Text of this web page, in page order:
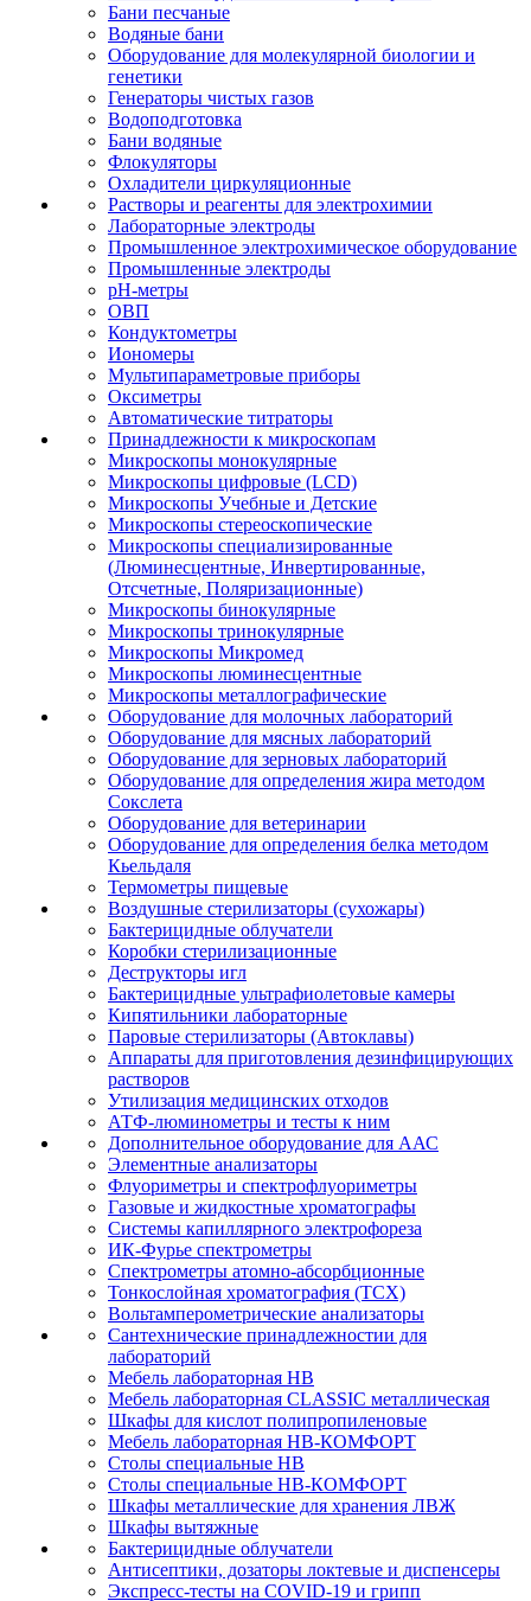
Бани песчаные
Водяные бани
Оборудование для молекулярной биологии и
генетики
Генераторы чистых газов
Водоподготовка
Бани водяные
Флокуляторы
Охладители циркуляционные
Растворы и реагенты для электрохимии
Лабораторные электроды
Промышленное электрохимическое оборудование
Промышленные электроды
pH-метры
ОВП
Кондуктометры
Иономеры
Мультипараметровые приборы
Оксиметры
Автоматические титраторы
Принадлежности к микроскопам
Микроскопы монокулярные
Микроскопы цифровые (LCD)
Микроскопы Учебные и Детские
Микроскопы стереоскопические
Микроскопы специализированные
(Люминесцентные, Инвертированные,
Отсчетные, Поляризационные)
Микроскопы бинокулярные
Микроскопы тринокулярные
Микроскопы Микромед
Микроскопы люминесцентные
Микроскопы металлографические
Оборудование для молочных лабораторий
Оборудование для мясных лабораторий
Оборудование для зерновых лабораторий
Оборудование для определения жира методом
Сокслета
Оборудование для ветеринарии
Оборудование для определения белка методом
Кьельдаля
Термометры пищевые
Воздушные стерилизаторы (сухожары)
Бактерицидные облучатели
Коробки стерилизационные
Деструкторы игл
Бактерицидные ультрафиолетовые камеры
Кипятильники лабораторные
Паровые стерилизаторы (Автоклавы)
Аппараты для приготовления дезинфицирующих
растворов
Утилизация медицинских отходов
АТФ-люминометры и тесты к ним
Дополнительное оборудование для ААС
Элементные анализаторы
Флуориметры и спектрофлуориметры
Газовые и жидкостные хроматографы
Системы капиллярного электрофореза
ИК-Фурье спектрометры
Спектрометры атомно-абсорбционные
Тонкослойная хроматография (ТСХ)
Вольтамперометрические анализаторы
Сантехнические принадлежностии для
лабораторий
Мебель лабораторная НВ
Мебель лабораторная CLASSIC металлическая
Шкафы для кислот полипропиленовые
Мебель лабораторная НВ-КОМФОРТ
Столы специальные НВ
Столы специальные НВ-КОМФОРТ
Шкафы металлические для хранения ЛВЖ
Шкафы вытяжные
Бактерицидные облучатели
Антисептики, дозаторы локтевые и диспенсеры
Экспресс-тесты на COVID-19 и грипп